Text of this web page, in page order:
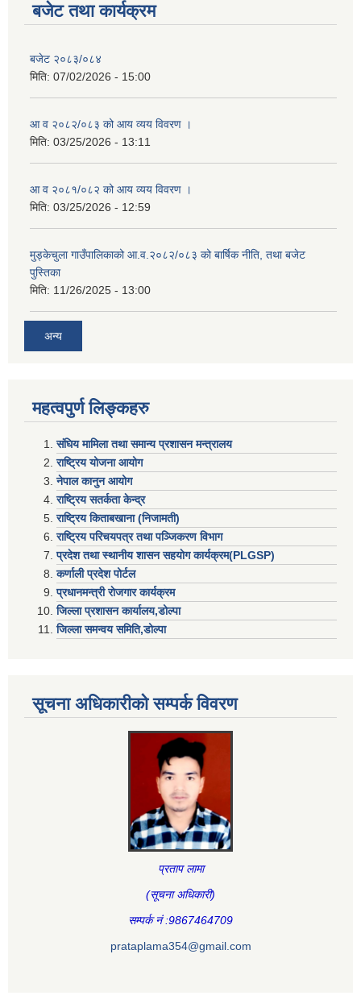
बजेट तथा कार्यक्रम
बजेट २०८३/०८४
मिति: 07/02/2026 - 15:00
आ व २०८२/०८३ को आय व्यय विवरण ।
मिति: 03/25/2026 - 13:11
आ व २०८१/०८२ को आय व्यय विवरण ।
मिति: 03/25/2026 - 12:59
मुड्केचुला गाउँपालिकाको आ.व.२०८२/०८३ को बार्षिक नीति, तथा बजेट
पुस्तिका
मिति: 11/26/2025 - 13:00
अन्य
महत्वपुर्ण लिङ्कहरु
संघिय मामिला तथा समान्य प्रशासन मन्त्रालय
राष्ट्रिय योजना आयोग
नेपाल कानुन आयोग
राष्ट्रिय सतर्कता केन्द्र
राष्ट्रिय किताबखाना (निजामती)
राष्ट्रिय परिचयपत्र तथा पञ्जिकरण विभाग
प्रदेश तथा स्थानीय शासन सहयाेग कार्यक्रम(PLGSP)
कर्णाली प्रदेश पोर्टल
प्रधानमन्त्री राेजगार कार्यक्रम
जिल्ला प्रशासन कार्यालय,डोल्पा
जिल्ला समन्वय समिति,डोल्प
सूचना अधिकारीकाे सम्पर्क विवरण
प्रताप लामा
(सूचना अधिकारी)
सम्पर्क नं :9867464709
prataplama354@gmail.com